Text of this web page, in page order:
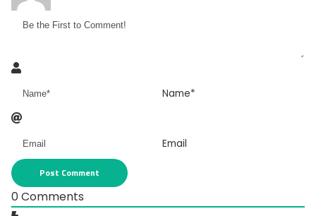
Name*
Email
0Comments